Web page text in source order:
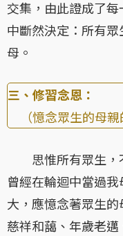
交集，由此證成了
中斷然決定：所有
母。
三、修習念恩：
（憶念眾生的母親
思惟所有眾生，
曾經在輪迴中當過
大，應憶念著眾生
慈祥和藹、年歲老